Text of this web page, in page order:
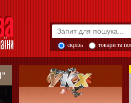
скрізь товари та